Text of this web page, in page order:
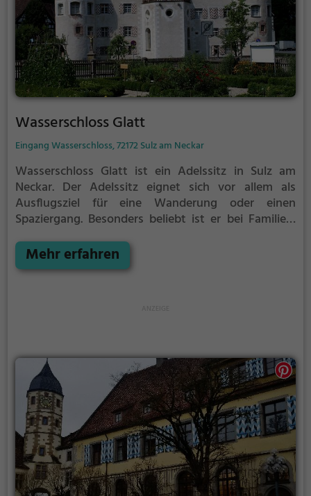
Wasserschloss Glatt
Eingang Wasserschloss, 72172 Sulz am Neckar
Wasserschloss Glatt ist ein Adelssitz in Sulz am
Neckar. Der Adelssitz eignet sich vor allem als
Ausflugsziel für eine Wanderung oder einen
Spaziergang. Besonders beliebt ist er bei Familien,
offenbart historische Aspekte aus längst
vergangenen Zeiten und bietet einen kleinen
Mehr erfahren